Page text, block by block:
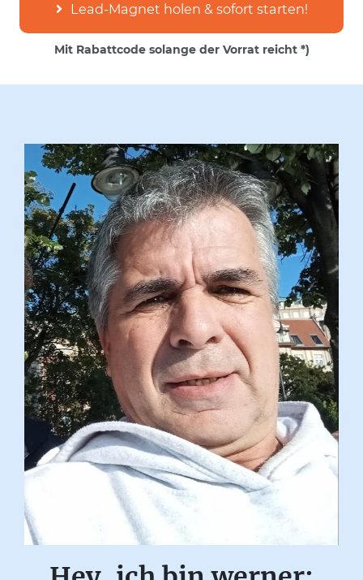
Lead-Magnet holen & sofort starten!
Mit Rabattcode solange der Vorrat reicht *)